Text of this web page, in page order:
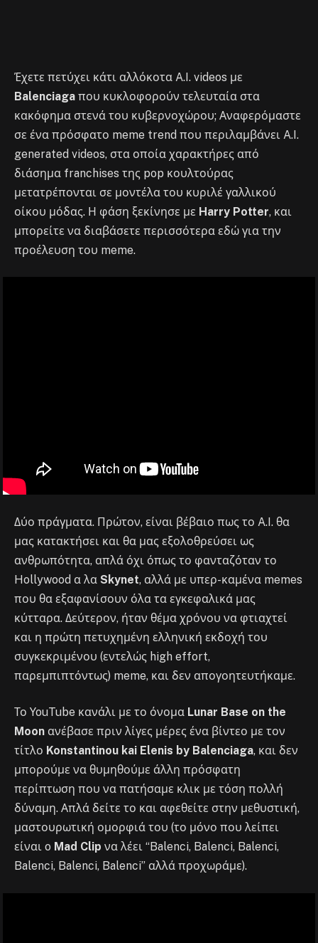
Έχετε πετύχει κάτι αλλόκοτα A.I. videos με
Balenciaga που κυκλοφορούν τελευταία στα
κακόφημα στενά του κυβερνοχώρου; Αναφερόμαστε
σε ένα πρόσφατο meme trend που περιλαμβάνει A.I.
generated videos, στα οποία χαρακτήρες από
διάσημα franchises της pop κουλτούρας
μετατρέπονται σε μοντέλα του κυριλέ γαλλικού
οίκου μόδας. Η φάση ξεκίνησε με Harry Potter, και
μπορείτε να διαβάσετε περισσότερα εδώ για την
προέλευση του meme.
Δύο πράγματα. Πρώτον, είναι βέβαιο πως το A.I. θα
μας κατακτήσει και θα μας εξολοθρεύσει ως
ανθρωπότητα, απλά όχι όπως το φανταζόταν το
Hollywood α λα Skynet, αλλά με υπερ-καμένα memes
που θα εξαφανίσουν όλα τα εγκεφαλικά μας
κύτταρα. Δεύτερον, ήταν θέμα χρόνου να φτιαχτεί
και η πρώτη πετυχημένη ελληνική εκδοχή του
συγκεκριμένου (εντελώς high effort,
παρεμπιπτόντως) meme, και δεν απογοητευτήκαμε.
Το YouTube κανάλι με το όνομα Lunar Base on the
Moon ανέβασε πριν λίγες μέρες ένα βίντεο με τον
τίτλο Konstantinou kai Elenis by Balenciaga, και δεν
μπορούμε να θυμηθούμε άλλη πρόσφατη
περίπτωση που να πατήσαμε κλικ με τόση πολλή
δύναμη. Απλά δείτε το και αφεθείτε στην μεθυστική,
μαστουρωτική ομορφιά του (το μόνο που λείπει
είναι o Mad Clip να λέει “Balenci, Balenci, Balenci,
Balenci, Balenci, Balenci” αλλά προχωράμε).